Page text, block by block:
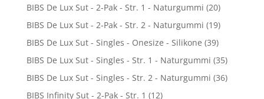
BIBS De Lux Sut - 2-Pak - Str. 1 - Naturgummi (20)
BIBS De Lux Sut - 2-Pak - Str. 2 - Naturgummi (19)
BIBS De Lux Sut - Singles - Onesize - Silikone (39)
BIBS De Lux Sut - Singles - Str. 1 - Naturgummi (35)
BIBS De Lux Sut - Singles - Str. 2 - Naturgummi (36)
BIBS Infinity Sut - 2-Pak - Str. 1 (12)